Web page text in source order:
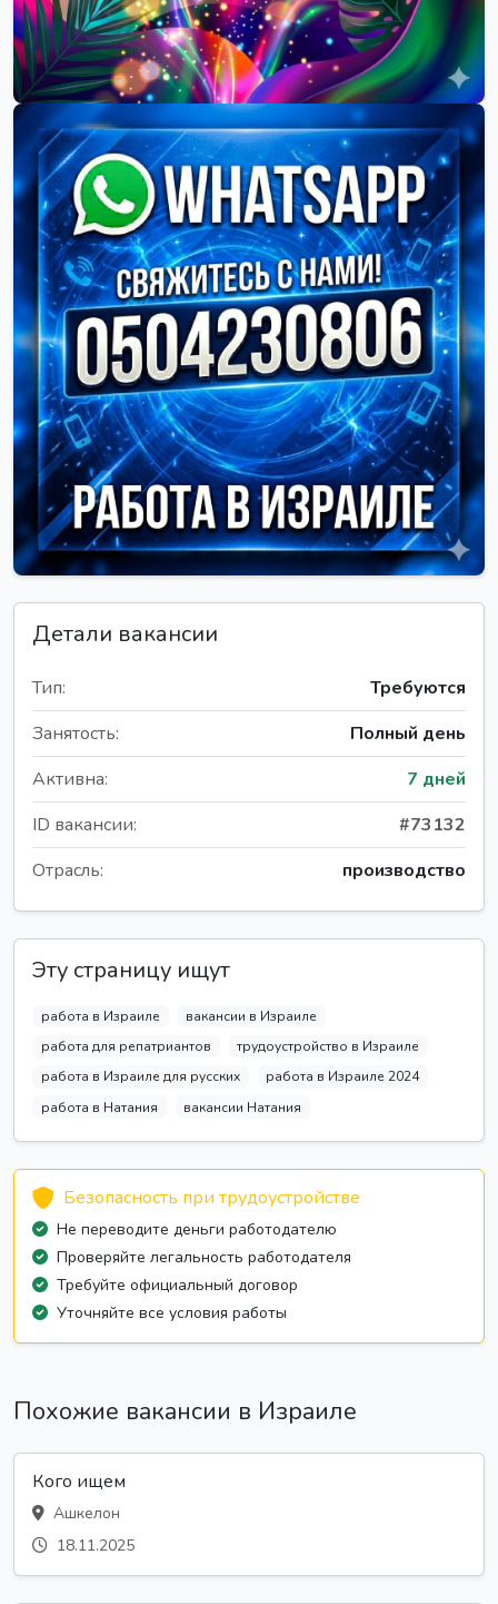
Детали вакансии
Тип:
Требуются
Занятость:
Полный день
Активна:
7 дней
ID вакансии:
#73132
Отрасль:
производство
Эту страницу ищут
работа в Израиле
вакансии в Израиле
работа для репатриантов
трудоустройство в Израиле
работа в Израиле для русских
работа в Израиле 2024
работа в Натания
вакансии Натания
Безопасность при трудоустройстве
Не переводите деньги работодателю
Проверяйте легальность работодателя
Требуйте официальный договор
Уточняйте все условия работы
Похожие вакансии в Израиле
Кого ищем
Ашкелон
18.11.2025